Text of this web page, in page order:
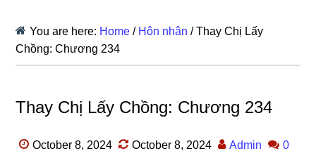
You are here: Home / Hôn nhân /Thay Chị Lấy
Chồng: Chương 234
Thay Chị Lấy Chồng: Chương 234
October 8, 2024 October 8, 2024 Admin
0